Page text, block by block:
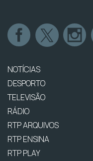
NOTÍCIAS
DESPORTO
TELEVISÃO
RÁDIO
RTP ARQUIVOS
RTP ENSINA
RTP PLAY